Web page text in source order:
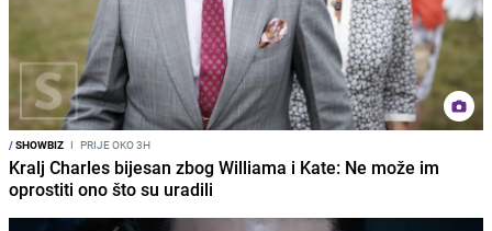
/SHOWBIZ I PRIJE OKO 3H
Kralj Charles bijesan zbog Williama i Kate: Ne može im
oprostiti ono što su uradili